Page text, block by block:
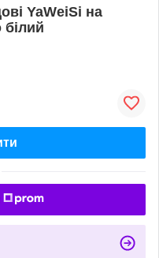
YaWeiSi на
білий